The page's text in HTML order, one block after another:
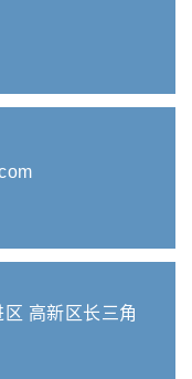
高新区长三角